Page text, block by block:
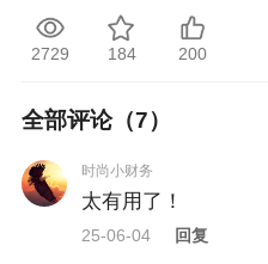
二、组织机构
主办单位：陕西省财政厅。
协办单位：陕西省教育厅、
厅、陕西省国资委、陕西省
2729 184 200
全部评论（7）
时尚小财务
太有用了！
25-06-04 回复